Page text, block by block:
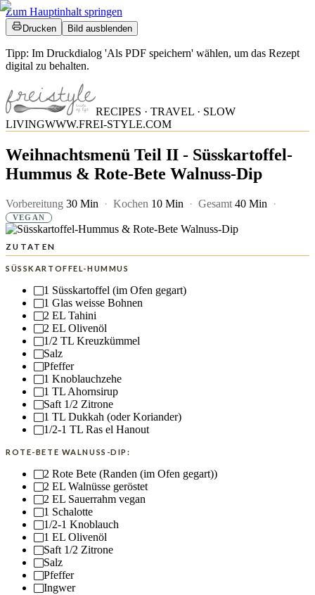
Zum Hauptinhalt springen
Drucken Bild ausblenden
Tipp: Im Druckdialog 'Als PDF speichern' wählen, um das Rezept
digital zu behalten.
RECIPES · TRAVEL · SLOW
LIVINGWWW.FREI-STYLE.COM
Weihnachtsmenü Teil II - Süsskartoffel-
Hummus & Rote-Bete Walnuss-Dip
Vorbereitung 30 Min · Kochen 10 Min · Gesamt 40 Min ·
VEGAN
ZUTATEN
SÜSSKARTOFFEL-HUMMUS
1 Süsskartoffel (im Ofen gegart)
1 Glas weisse Bohnen
2 EL Tahini
2 EL Olivenöl
1/2 TL Kreuzkümmel
Salz
Pfeffer
1 Knoblauchzehe
1 TL Ahornsirup
Saft 1/2 Zitrone
1 TL Dukkah (oder Koriander)
1/2-1 TL Ras el Hanout
ROTE-BETE WALNUSS-DIP:
2 Rote Bete (Randen (im Ofen gegart))
2 EL Walnüsse geröstet
2 EL Sauerrahm vegan
1 Schalotte
1/2-1 Knoblauch
1 EL Olivenöl
Saft 1/2 Zitrone
Salz
Pfeffer
Ingwer